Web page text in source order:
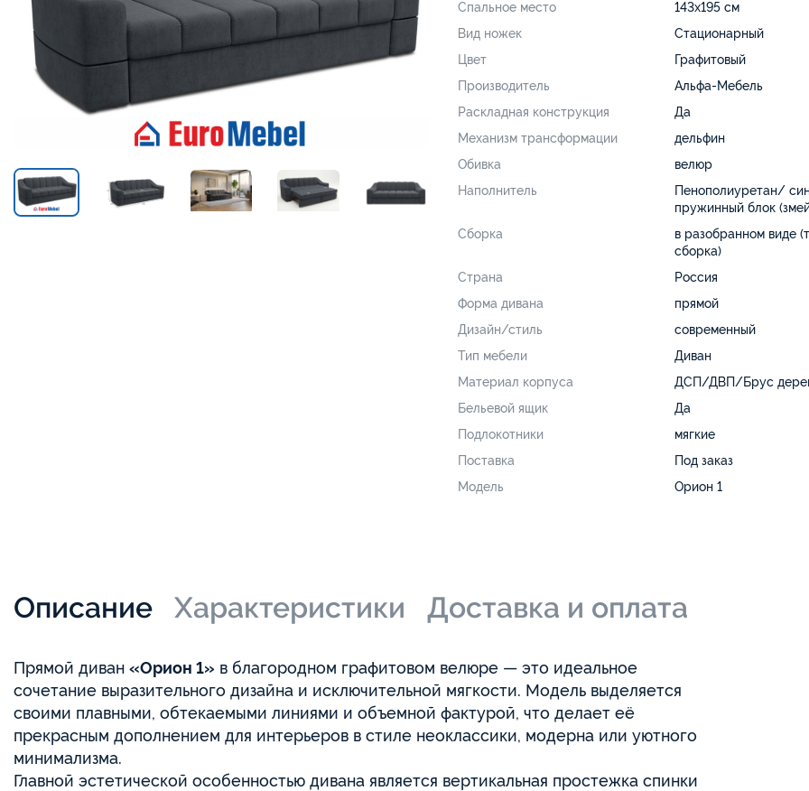
Спальное место
143х195 см
Вид ножек
Стационарный
Цвет
Графитовый
Производитель
Альфа-Мебель
Раскладная конструкция
Да
Механизм трансформации
дельфин
Обивка
велюр
Наполнитель
Пенополиуретан/
пружинный блок
Сборка
в разобранном виде
сборка)
Страна
Россия
Форма дивана
прямой
Дизайн/стиль
современный
Тип мебели
Диван
Материал корпуса
ДСП/ДВП/Брус
Бельевой ящик
Да
Подлокотники
мягкие
Поставка
Под заказ
Модель
Орион 1
Описание Характеристики Доставка и оплата
Прямой диван «Орион 1» в благородном графитовом велюре — это идеальное
сочетание выразительного дизайна и исключительной мягкости. Модель выделяется
своими плавными, обтекаемыми линиями и объемной фактурой, что делает её
прекрасным дополнением для интерьеров в стиле неоклассики, модерна или уютного
минимализма.
Главной эстетической особенностью дивана является вертикальная простежка спинки